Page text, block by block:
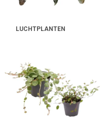
LUCHTPLANTEN